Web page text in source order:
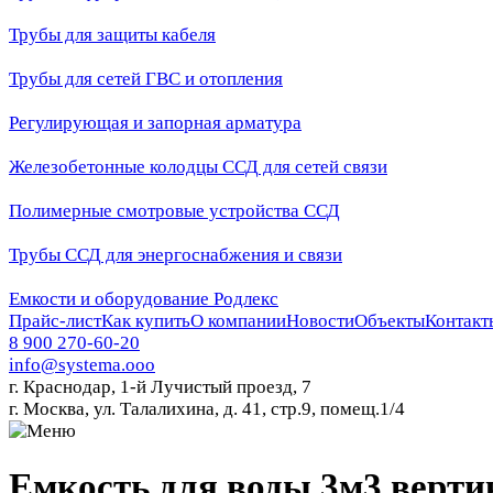
Трубы для защиты кабеля
Трубы для сетей ГВС и отопления
Регулирующая и запорная арматура
Железобетонные колодцы ССД для сетей связи
Полимерные смотровые устройства ССД
Трубы ССД для энергоснабжения и связи
Емкости и оборудование Родлекс
Прайс-листКак купитьО компанииНовостиОбъекты
8 900 270-60-20
info@systema.ooo
г. Краснодар, 1-й Лучистый проезд, 7
г. Москва, ул. Талалихина, д. 41, стр.9, помещ.1/4